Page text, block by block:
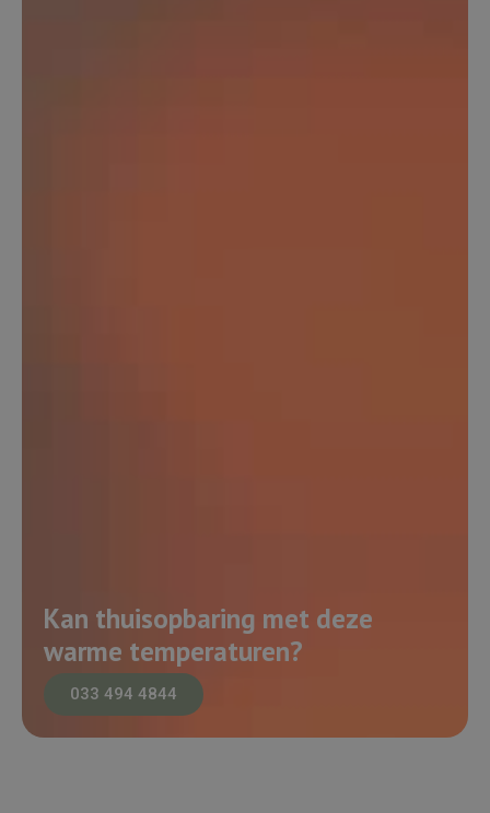
Kan thuisopbaring met deze
warme temperaturen?
033 494 4844